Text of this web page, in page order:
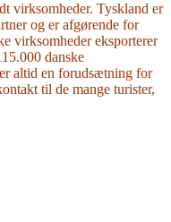
virksomheder. Tyskland er
og er afgørende for
virksomheder eksporterer
danske
altid en forudsætning for
til de mange turister,